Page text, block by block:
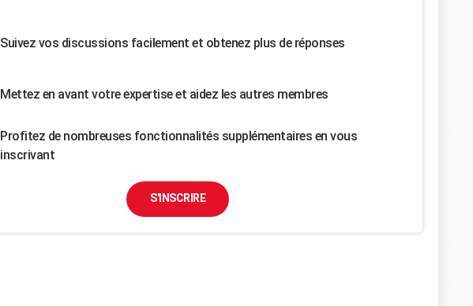
Suivez vos discussions facilement et obtenez plus de réponses
Mettez en avant votre expertise et aidez les autres membres
Profitez de nombreuses fonctionnalités supplémentaires en vous
inscrivant
S'INSCRIRE